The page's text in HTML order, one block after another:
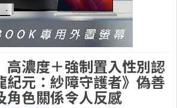
高濃度＋強制置入性別認
紀元：紗障守護者》偽善
角色關係令人反感